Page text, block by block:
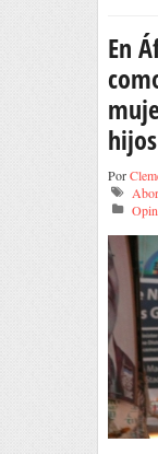
En
hijos
Por